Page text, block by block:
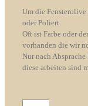
Um die
oder Poliert.
Oft ist Farbe oder
vorhanden die wir
Nur nach
diese arbeiten sind